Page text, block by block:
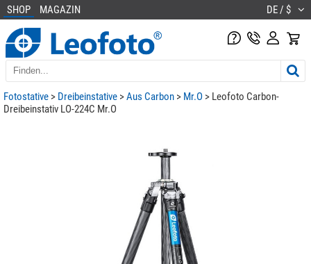
SHOP MAGAZIN DE / $
Fotostative > Dreibeinstative >Aus Carbon > Mr.O > Leofoto Carbon-
Dreibeinstativ LO-224C Mr.O